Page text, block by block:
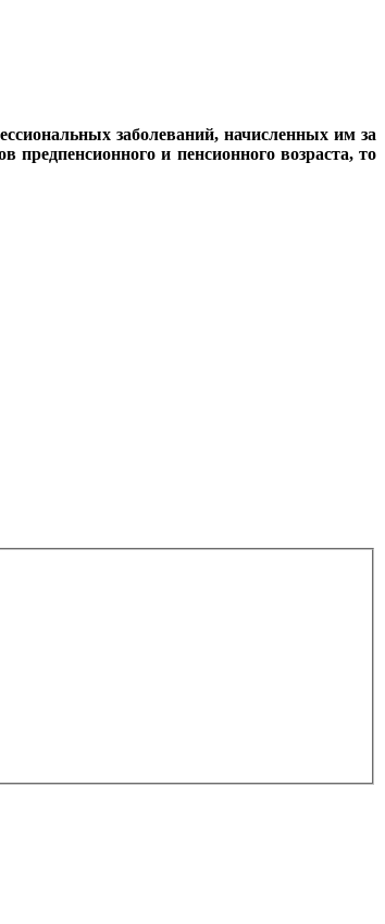
заболеваний, начисленных им за
предпенсионного и пенсионного возраста, то